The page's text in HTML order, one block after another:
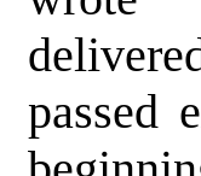
passed